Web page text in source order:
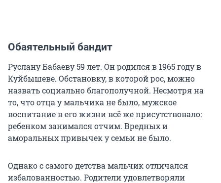
Обаятельный бандит
Руслану Бабаеву59 лет. Он родился в 1965 году в
Куйбышеве. Обстановку, в которой рос, можно
назвать социально благополучной. Несмотря на
то, что отца у мальчика не было, мужское
воспитание в его жизни всё же присутствовало:
ребенком занимался отчим. Вредных и
аморальных привычек у семьи не было.
Однако с самого детства мальчик отличался
избалованностью. Родители удовлетворяли